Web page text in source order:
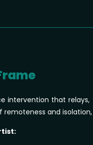
intervention that
remoteness and